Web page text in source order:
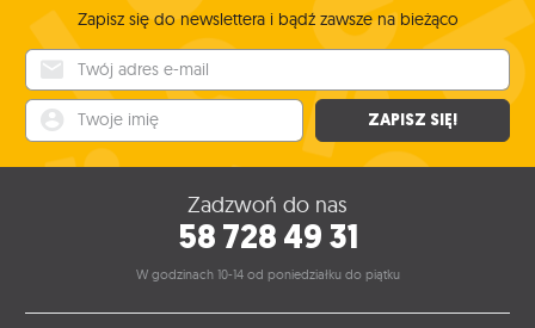
Zapisz się do newslettera i bądź zawsze na bieżąco
ZAPISZ SIĘ!
Zadzwoń do nas
58 728 49 31
W godzinach 10-14 od poniedziałku do piątku